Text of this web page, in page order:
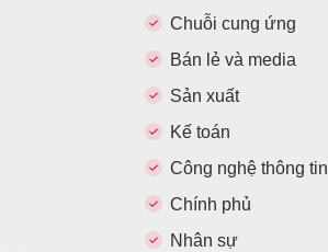
Chuỗi cung ứng
Bán lẻ và media
Sản xuất
Kế toán
Công nghệ thông tin
Chính phủ
Nhân sự